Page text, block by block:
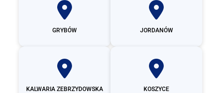
GRYBÓW JORDANÓW
KALWARIA ZEBRZYDOWSKA KOSZYCE